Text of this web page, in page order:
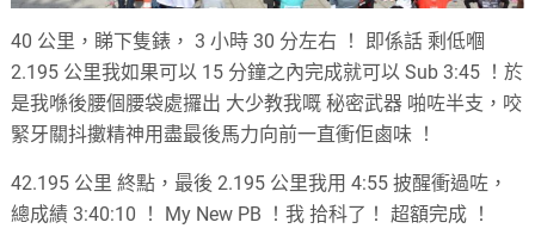
40 公里，睇下隻錶， 3 小時 30 分左右 ！ 即係話 剩低嗰
2.195 公里我如果可以 15 分鐘之內完成就可以 Sub 3:45 ！於
是我喺後腰個腰袋處攞出 大少教我嘅 秘密武器 啪咗半支，咬
緊牙關抖擻精神用盡最後馬力向前一直衝佢鹵味 ！
42.195 公里 終點，最後 2.195 公里我用 4:55 披醒衝過咗，
總成績 3:40:10 ！ My New PB ！我 拾科了！ 超額完成 ！